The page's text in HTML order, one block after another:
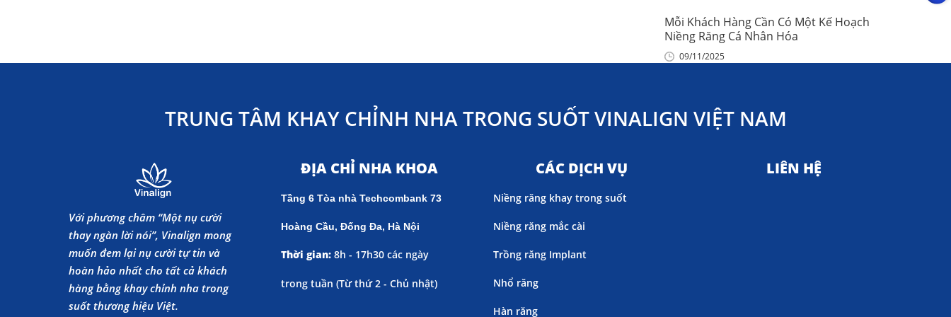
Mỗi Khách Hàng Cần Có Một Kế Hoạch
Niềng Răng Cá Nhân Hóa
09/11/2025
TRUNG TÂM KHAY CHỈNH NHA TRONG SUỐT VINALIGN VIỆT NAM
Với phương châm “Một nụ cười
thay ngàn lời nói”, Vinalign mong
muốn đem lại nụ cười tự tin và
hoàn hảo nhất cho tất cả khách
hàng bằng khay chỉnh nha trong
suốt thương hiệu Việt.
ĐỊA CHỈ NHA KHOA
Tầng 6 Tòa nhà Techcombank 73
Hoàng Cầu, Đống Đa, Hà Nội
Thời gian: 8h - 17h30 các ngày
trong tuần (Từ thứ 2 - Chủ nhật)
CÁC DỊCH VỤ
Niềng răng khay trong suốt
Niềng răng mắc cài
Trồng răng Implant
Nhổ răng
Hàn răng
LIÊN HỆ